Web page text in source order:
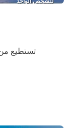
تستطيع من